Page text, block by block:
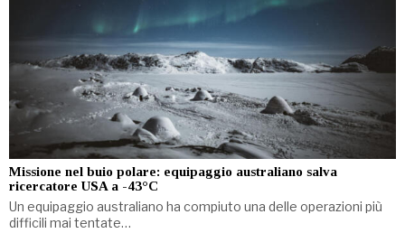
Missione nel buio polare: equipaggio australiano salva
ricercatore USA a -43°C
Un equipaggio australiano ha compiuto una delle operazioni più
difficili mai tentate…